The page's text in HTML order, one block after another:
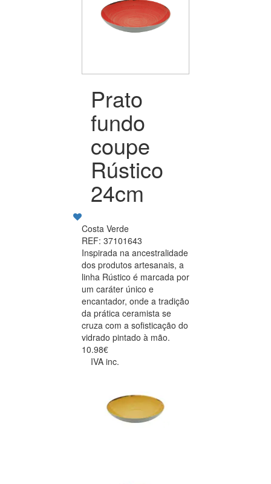
Prato
fundo
coupe
Rústico
24cm
Costa Verde
REF: 37101643
Inspirada na ancestralidade
dos produtos artesanais, a
linha Rústico é marcada por
um caráter único e
encantador, onde a tradição
da prática ceramista se
cruza com a sofisticação do
vidrado pintado à mão.
10.98€
IVA inc.